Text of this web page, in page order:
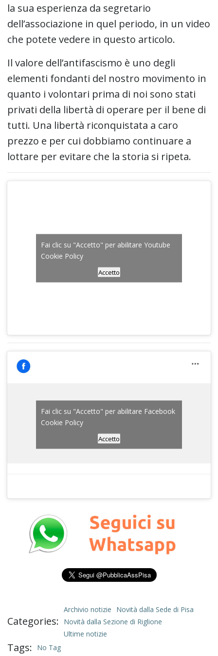
la sua esperienza da segretario
dell’associazione in quel periodo, in un video
che potete vedere in questo articolo.
Il valore dell’antifascismo è uno degli
elementi fondanti del nostro movimento in
quanto i volontari prima di noi sono stati
privati della libertà di operare per il bene di
tutti. Una libertà riconquistata a caro
prezzo e per cui dobbiamo continuare a
lottare per evitare che la storia si ripeta.
Fai clic su "Accetto" per abilitare Youtube
Cookie Policy
Accetto
Fai clic su "Accetto" per abilitare Facebook
Cookie Policy
Accetto
Categories:
Archivio notizie
Novità dalla Sede di Pisa
Novità dalla Sezione di Riglione
Ultime notizie
Tags: No Tag